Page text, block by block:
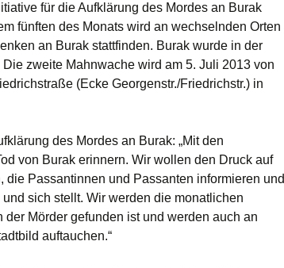
für die Aufklärung des Mordes an Burak
fünften des Monats wird an wechselnden Orten
an Burak stattfinden. Burak wurde in der
zweite Mahnwache wird am 5. Juli 2013 von
(Ecke Georgenstr./Friedrichstr.) in
des Mordes an Burak: „Mit den
von Burak erinnern. Wir wollen den Druck auf
die Passantinnen und Passanten informieren und
sich stellt. Wir werden die monatlichen
Mörder gefunden ist und werden auch an
auftauchen.“